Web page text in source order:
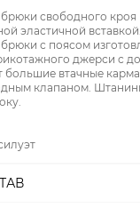
свободного
эластичной вставкой.
с поясом
джерси с
большие втачные
клапаном.